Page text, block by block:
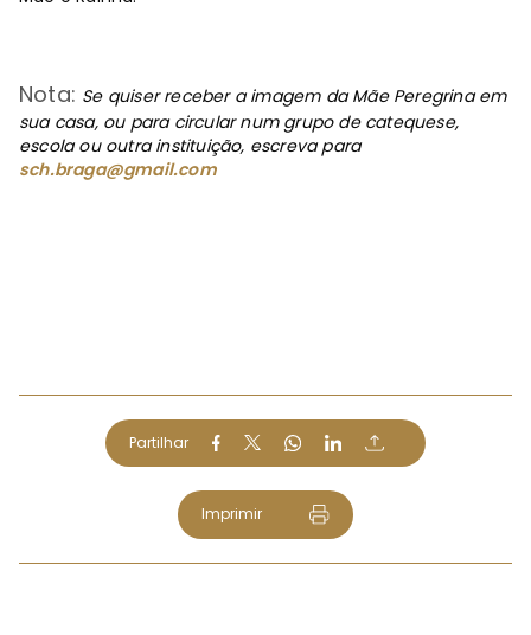
Nota: Se quiser receber a imagem da Mãe Peregrina em
sua casa, ou para circular num grupo de catequese,
escola ou outra instituição, escreva para
sch.braga@gmail.com
Partilhar
Imprimir